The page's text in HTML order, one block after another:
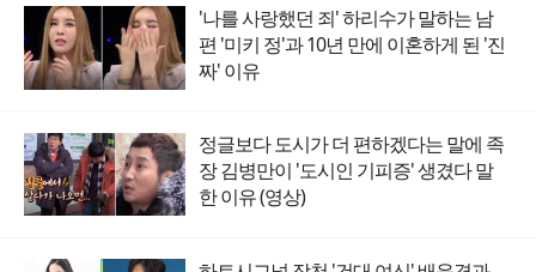
'나를 사랑했던 죄' 하리수가 말하는 남
편 '미키 정'과 10년 만에 이혼하게 된 '진
짜' 이유
정글보다 도시가 더 편하겠다는 말에 족
장 김병만이 '도시인 기피증' 생겼다 말
한 이유 (영상)